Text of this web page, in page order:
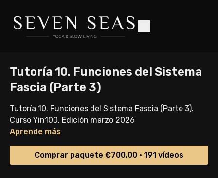
Tutoría 10. Funciones del Sistema
Fascia (Parte 3)
Tutoría 10. Funciones del Sistema Fascia (Parte 3).
Curso Yin100. Edición marzo 2026
Aprende más
Comprar paquete €700,00 • 191 vídeos